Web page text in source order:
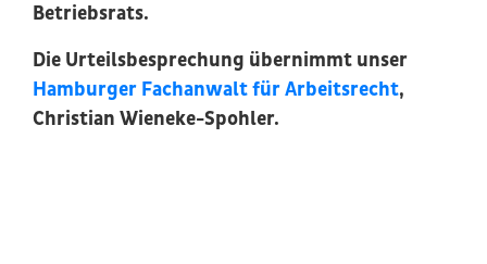
Betriebsrats.
Die Urteilsbesprechung übernimmt unser
Hamburger Fachanwalt für Arbeitsrecht,
Christian Wieneke-Spohler.